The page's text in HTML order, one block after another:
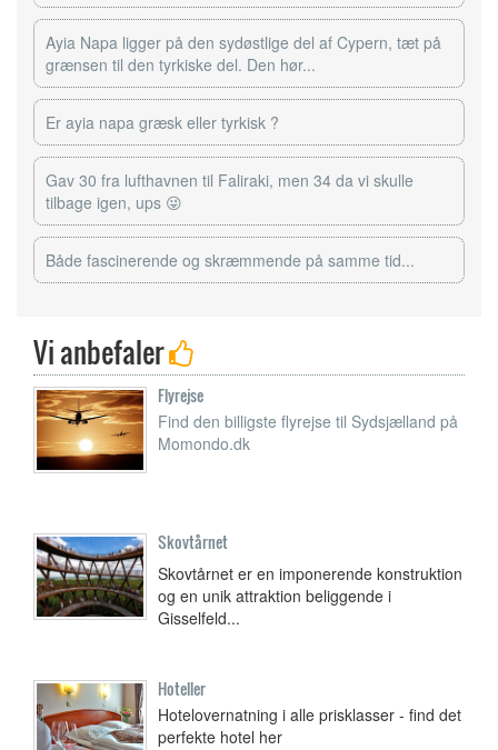
Ayia Napa ligger på den sydøstlige del af Cypern, tæt på
grænsen til den tyrkiske del. Den hør...
Er ayia napa græsk eller tyrkisk ?
Gav 30 fra lufthavnen til Faliraki, men 34 da vi skulle
tilbage igen, ups 😜
Både fascinerende og skræmmende på samme tid...
Vi anbefaler
Flyrejse
Find den billigste flyrejse til Sydsjælland på
Momondo.dk
Skovtårnet
Skovtårnet er en imponerende konstruktion
og en unik attraktion beliggende i
Gisselfeld...
Hoteller
Hotelovernatning i alle prisklasser - find det
perfekte hotel her